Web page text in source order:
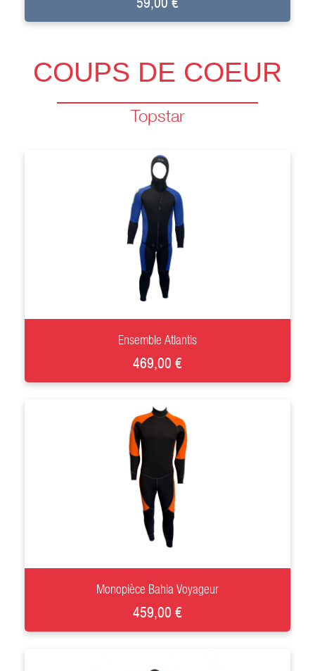
COUPS DE COEUR
Topstar
+
Ensemble Atlantis
469,00 €
+
Monopièce Bahia Voyageur
459,00 €